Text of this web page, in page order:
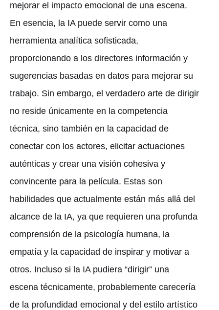
mejorar el impacto emocional de una escena.
En esencia, la IA puede servir como una
herramienta analítica sofisticada,
proporcionando a los directores información y
sugerencias basadas en datos para mejorar su
trabajo. Sin embargo, el verdadero arte de dirigir
no reside únicamente en la competencia
técnica, sino también en la capacidad de
conectar con los actores, elicitar actuaciones
auténticas y crear una visión cohesiva y
convincente para la película. Estas son
habilidades que actualmente están más allá del
alcance de la IA, ya que requieren una profunda
comprensión de la psicología humana, la
empatía y la capacidad de inspirar y motivar a
otros. Incluso si la IA pudiera “dirigir” una
escena técnicamente, probablemente carecería
de la profundidad emocional y del estilo artístico